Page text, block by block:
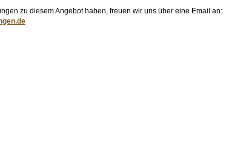
zu diesem Angebot haben, freuen wir uns über eine Email an: